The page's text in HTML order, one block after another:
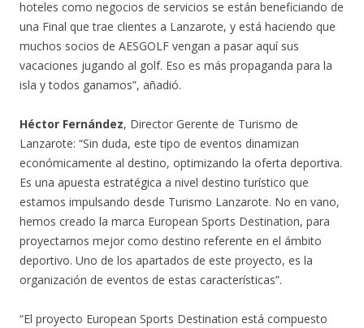
hoteles como negocios de servicios se están beneficiando de
una Final que trae clientes a Lanzarote, y está haciendo que
muchos socios de AESGOLF vengan a pasar aquí sus
vacaciones jugando al golf. Eso es más propaganda para la
isla y todos ganamos”, añadió.
Héctor Fernández, Director Gerente de Turismo de
Lanzarote: “Sin duda, este tipo de eventos dinamizan
económicamente al destino, optimizando la oferta deportiva.
Es una apuesta estratégica a nivel destino turístico que
estamos impulsando desde Turismo Lanzarote. No en vano,
hemos creado la marca European Sports Destination, para
proyectarnos mejor como destino referente en el ámbito
deportivo. Uno de los apartados de este proyecto, es la
organización de eventos de estas características”.
“El proyecto European Sports Destination está compuesto